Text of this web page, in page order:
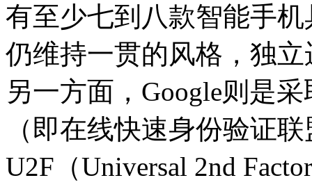
有至少七到八款智能手
仍维持一贯的风格，独
另一方面，Google则是
（即在线快速身份验证
U2F（Universal 2nd